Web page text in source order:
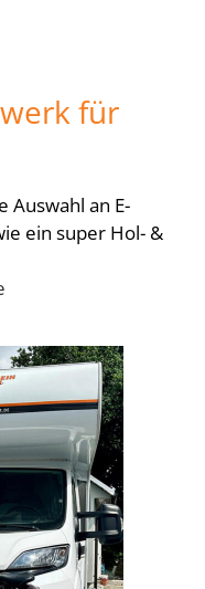
für
Auswahl an E-
ein super Hol- &